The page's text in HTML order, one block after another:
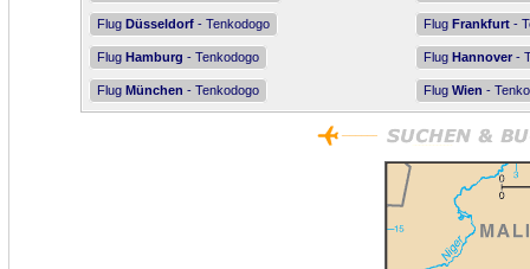
Flug Düsseldorf - Tenkodogo Flug Frankfurt -
Flug Hamburg - Tenkodogo Flug Hannover -
Flug München - Tenkodogo Flug Wien -